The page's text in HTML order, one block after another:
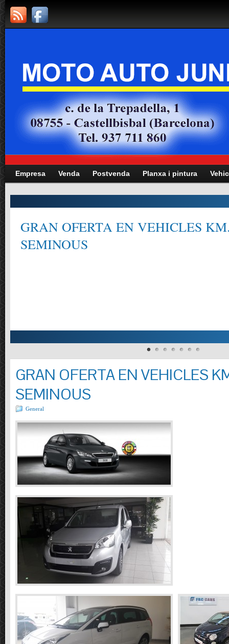
Empresa Venda Postvenda Planxa i pintura
GRAN OFERTA EN VEHICLES
SEMINOUS
GRAN OFERTA EN VEHICLES
SEMINOUS
General